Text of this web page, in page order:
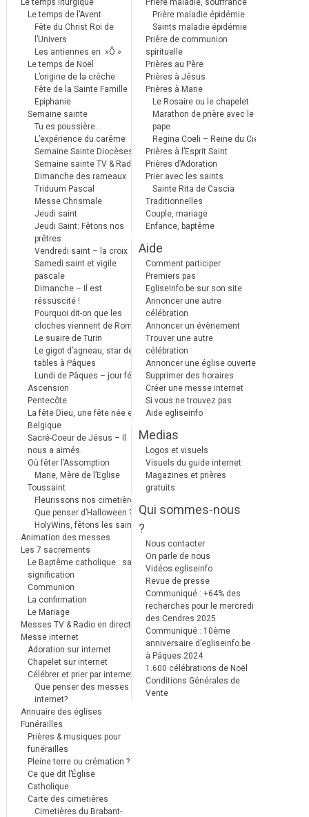
Le temps liturgique
Le temps de l’Avent
Fête du Christ Roi de
l’Univers
Les antiennes en »Ô »
Le temps de Noël
L’origine de la crèche
Fête de la Sainte Famille
Epiphanie
Semaine sainte
Tu es poussière…
L’expérience du carême
Semaine Sainte Diocèses
Semaine sainte TV & Radio
Dimanche des rameaux
Triduum Pascal
Messe Chrismale
Jeudi saint
Jeudi Saint: Fêtons nos
prêtres
Vendredi saint – la croix
Samedi saint et vigile
pascale
Dimanche – Il est
réssuscité !
Pourquoi dit-on que les
cloches viennent de Rome ?
Le suaire de Turin
Le gigot d’agneau, star des
tables à Pâques
Lundi de Pâques – jour férié
Ascension
Pentecôte
La fête Dieu, une fête née en
Belgique
Sacré-Coeur de Jésus – Il
nous a aimés.
Où fêter l’Assomption
Marie, Mère de l’Eglise
Toussaint
Fleurissons nos cimetières
Que penser d’Halloween ?
HolyWins, fêtons les saints !
Animation des messes
Les 7 sacrements
Le Baptême catholique : sa
signification
Communion
La confirmation
Le Mariage
Messes TV & Radio en direct
Messe internet
Adoration sur internet
Chapelet sur internet
Célébrer et prier par internet
Que penser des messes
internet?
Annuaire des églises
Funérailles
Prières & musiques pour
funérailles
Pleine terre ou crémation ?
Ce que dit l’Église
Catholique.
Carte des cimetières
Cimetières du Brabant-
Prière maladie, souffrance
Prière maladie épidémie
Saints maladie épidémie
Prière de communion
spirituelle
Prières au Père
Prières à Jésus
Prières à Marie
Le Rosaire ou le chapelet
Marathon de prière avec le
pape
Regina Coeli – Reine du Ciel
Prières à l’Esprit Saint
Prières d’Adoration
Prier avec les saints
Sainte Rita de Cascia
Traditionnelles
Couple, mariage
Enfance, baptême
Aide
Comment participer
Premiers pas
EgliseInfo.be sur son site
Annoncer une autre
célébration
Annoncer un évènement
Trouver une autre
célébration
Annoncer une église ouverte
Supprimer des horaires
Créer une messe internet
Si vous ne trouvez pas
Aide egliseinfo
Medias
Logos et visuels
Visuels du guide internet
Magazines et prières
gratuits
Qui sommes-nous
?
Nous contacter
On parle de nous
Vidéos egliseinfo
Revue de presse
Communiqué : +64% des
recherches pour le mercredi
des Cendres 2025
Communiqué : 10ème
anniversaire d’egliseinfo.be
à Pâques 2024
1.600 célébrations de Noël
Conditions Générales de
Vente